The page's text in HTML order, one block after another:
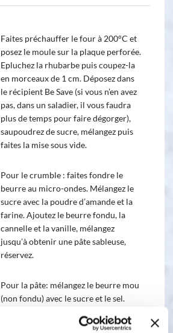
Faites préchauffer le four à 200°C et
posez le moule sur la plaque perforée.
Epluchez la rhubarbe puis coupez-la
en morceaux de 1 cm. Déposez dans
le récipient Be Save (si vous n’en avez
pas, dans un saladier, il vous faudra
plus de temps pour faire dégorger),
saupoudrez de sucre, mélangez puis
faites la mise sous vide.
Pour le crumble : faites fondre le
beurre au micro-ondes. Mélangez le
sucre avec la poudre d’amande et la
farine. Ajoutez le beurre fondu, la
cannelle et la vanille, mélangez
jusqu’à obtenir une pâte sableuse,
réservez.
Pour la pâte: mélangez le beurre mou
(non fondu) avec le sucre et le sel.
farine et la levure, mélangez. Prenez